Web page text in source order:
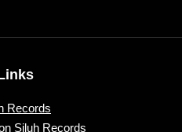
Records
Siluh Records